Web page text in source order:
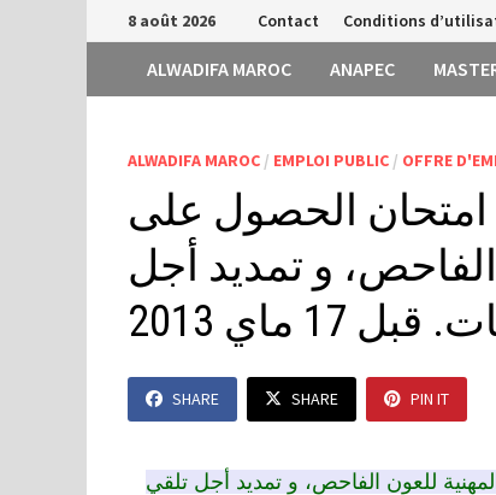
Passer
au
contenu
8 août 2026 Contact Conditions
ALWADIFA MAROC ANAPEC
ALWADIFA MAROC / EMPLOI PUBLIC / OFFRE
امتحان الحصول على
الفاحص، و تمديد أجل
17 ماي 2013
SHARE SHARE PIN IT
للعون الفاحص، و تمديد أجل تلقي